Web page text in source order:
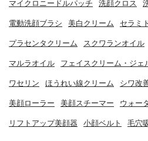
マイクロニードルパッチ 洗顔クロス
電動洗顔ブラシ 美白クリーム セラミ
プラセンタクリーム スクワランオイル
マルラオイル フェイスクリーム・ジェ
ワセリン ほうれい線クリーム シワ改
美顔ローラー 美顔スチーマー ウォー
リフトアップ美顔器 小顔ベルト 毛穴